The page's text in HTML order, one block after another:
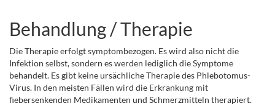
Behandlung / Therapie
Die Therapie erfolgt symptombezogen. Es wird also nicht die
Infektion selbst, sondern es werden lediglich die Symptome
behandelt. Es gibt keine ursächliche Therapie des Phlebotomus-
Virus. In den meisten Fällen wird die Erkrankung mit
fiebersenkenden Medikamenten und Schmerzmitteln therapiert.